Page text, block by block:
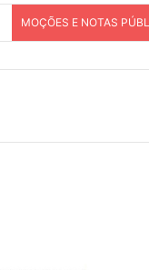
MOÇÕES E NOTAS